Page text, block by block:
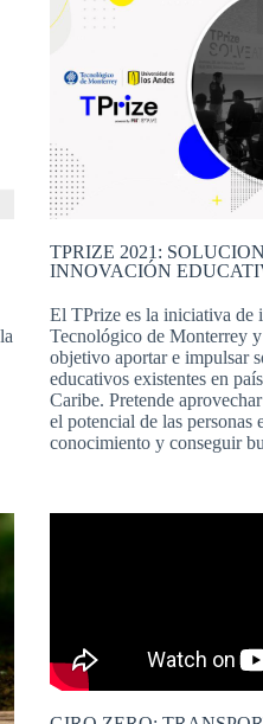
TPRIZE 2021:
INNOVACIÓN
El TPrize es la iniciativa de
Tecnológico de Monterrey
objetivo aportar e impulsar
educativos existentes en
Caribe. Pretende
el potencial de las personas
conocimiento y conseguir